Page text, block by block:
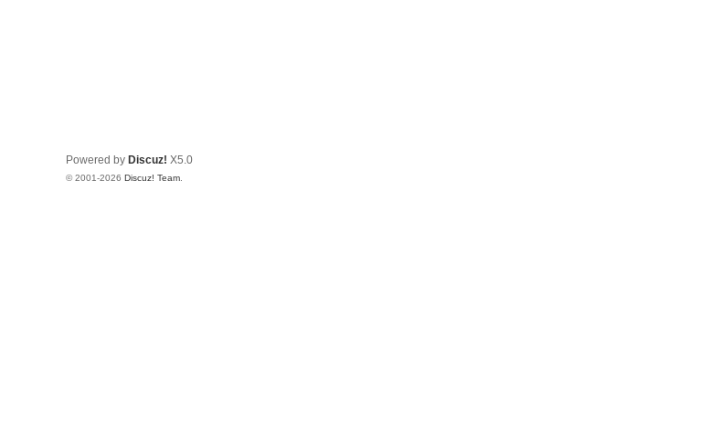
Powered by Discuz! X5.0
© 2001-2026 Discuz! Team